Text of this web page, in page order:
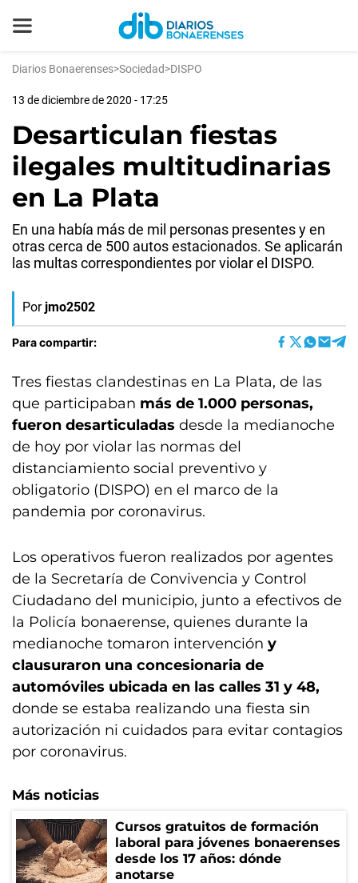
Diarios Bonaerenses>Sociedad>DISPO
13 de diciembre de 2020 - 17:25
Desarticulan fiestas
ilegales multitudinarias
en La Plata
En una había más de mil personas presentes y en
otras cerca de 500 autos estacionados. Se aplicarán
las multas correspondientes por violar el DISPO.
Por jmo2502
Para compartir:
Tres fiestas clandestinas en La Plata, de las
que participaban más de 1.000 personas,
fueron desarticuladas desde la medianoche
de hoy por violar las normas del
distanciamiento social preventivo y
obligatorio (DISPO) en el marco de la
pandemia por coronavirus.
Los operativos fueron realizados por agentes
de la Secretaría de Convivencia y Control
Ciudadano del municipio, junto a efectivos de
la Policía bonaerense, quienes durante la
medianoche tomaron intervención y
clausuraron una concesionaria de
automóviles ubicada en las calles 31 y 48,
donde se estaba realizando una fiesta sin
autorización ni cuidados para evitar contagios
por coronavirus.
Más noticias
Cursos gratuitos de formación
laboral para jóvenes bonaerenses
desde los 17 años: dónde
anotarse